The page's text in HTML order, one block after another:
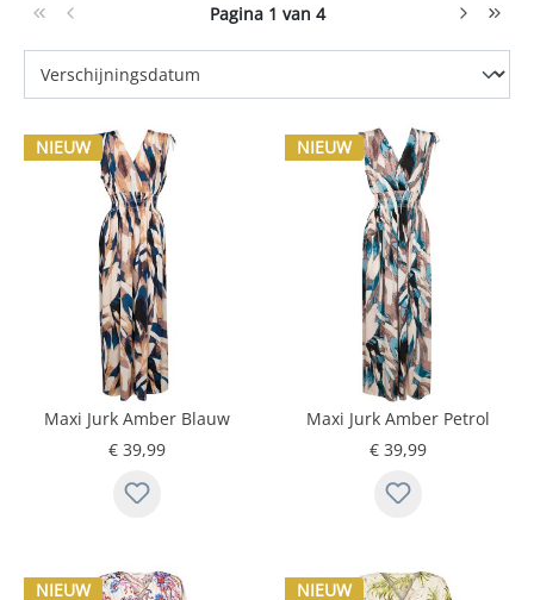
Pagina 1 van 4
NIEUW
Maxi Jurk Amber Blauw
€ 39,99
NIEUW
Maxi Jurk Amber Petrol
€ 39,99
NIEUW NIEUW